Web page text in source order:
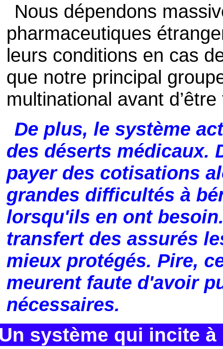
Nous dépendons
pharmaceutiques
leurs conditions en cas
que notre principal
multinational avant
De plus, le système
des déserts médicaux.
payer des cotisations
grandes difficultés à
lorsqu'ils en ont
transfert des assurés
mieux protégés. Pire,
meurent faute d'avoir
nécessaires.
système qui incite à